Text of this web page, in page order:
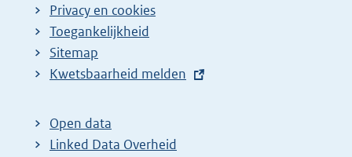
Privacy en cookies
Toegankelijkheid
Sitemap
E
t
e
Kwetsbaarheid melden
Open data
Linked Data Overheid